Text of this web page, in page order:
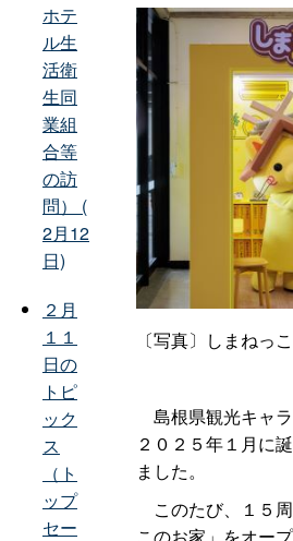
〔写真〕しまねっ
島根県観光キャラ
２０２５年１月に
ました。
このたび、１５
ホテ
ル生
活衛
生同
業組
合等
の訪
問） (
2月12
日)
２月
１１
日の
トピ
ック
ス
（ト
ップ
セー